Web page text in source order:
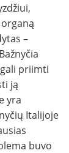
–
priimti
ją
yra
Italijoje
buvo